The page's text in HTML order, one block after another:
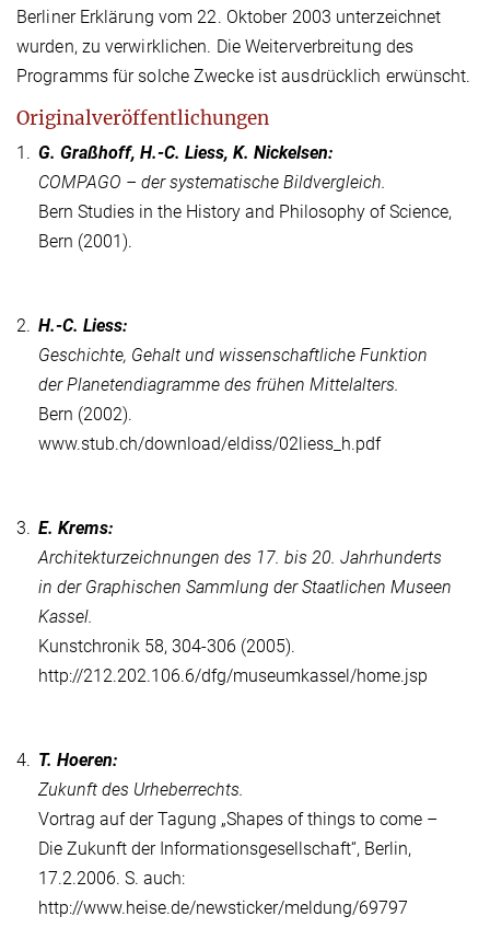
Berliner Erklärung vom 22. Oktober 2003 unterzeichnet
wurden, zu verwirklichen. Die Weiterverbreitung des
Programms für solche Zwecke ist ausdrücklich erwünscht.
Originalveröffentlichungen
1. G. Graßhoff, H.-C. Liess, K. Nickelsen:
COMPAGO – der systematische Bildvergleich.
Bern Studies in the History and Philosophy of Science,
Bern (2001).
2. H.-C. Liess:
Geschichte, Gehalt und wissenschaftliche Funktion
der Planetendiagramme des frühen Mittelalters.
Bern (2002).
www.stub.ch/download/eldiss/02liess_h.pdf
3. E. Krems:
Architekturzeichnungen des 17. bis 20. Jahrhunderts
in der Graphischen Sammlung der Staatlichen Museen
Kassel.
Kunstchronik 58, 304-306 (2005).
http://212.202.106.6/dfg/museumkassel/home.jsp
4. T. Hoeren:
Zukunft des Urheberrechts.
Vortrag auf der Tagung „Shapes of things to come –
Die Zukunft der Informationsgesellschaft“, Berlin,
17.2.2006. S. auch:
http://www.heise.de/newsticker/meldung/69797